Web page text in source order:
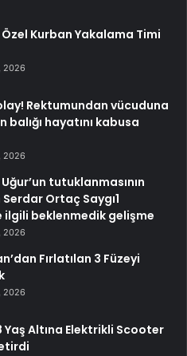
Özel Kurban Yakalama Timi
2026
olay! Rektumundan vücuduna
balığı hayatını kabusa
2026
tutuklanmasının
Ortaç Saygı1
ilgili beklenmedik gelişme
2026
Fırlatılan 3 Füzeyi
2026
Yaş Altına Elektrikli Scooter